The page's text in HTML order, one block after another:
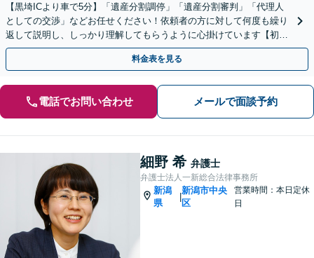
【黒埼ICより車で5分】「遺産分割調停」「遺産分割審判」「代理人
としての交渉」などお任せください！依頼者の方に対して何度も繰り
返して説明し、しっかり理解してもらうように心掛けています【初回
相談は無料】
料金表を見る
電話でお問い合わせ メールで面談予約
細野 希 弁護士
弁護士法人一新総合法律事務所
新潟
県
|
新潟市中央
区
営業時間：本日定休
日